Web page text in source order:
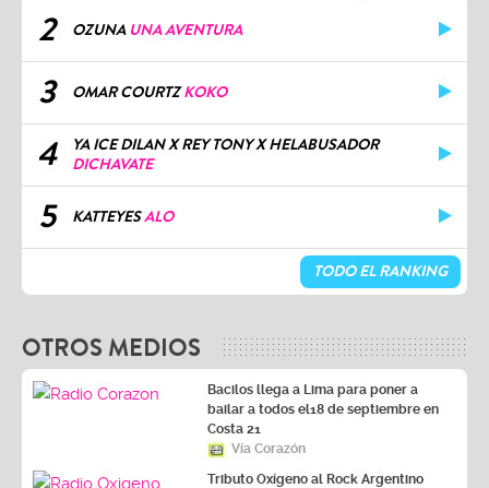
2 OZUNA UNA AVENTURA
3 OMAR COURTZKOKO
4
YA ICE DILAN X REY TONY X HELABUSADOR
DICHAVATE
5 KATTEYESALO
TODO EL RANKING
OTROS MEDIOS
Bacilos llega a Lima para poner a
bailar a todos el18 de septiembre en
Costa 21
Vía Corazón
Tributo Oxígeno al Rock Argentino